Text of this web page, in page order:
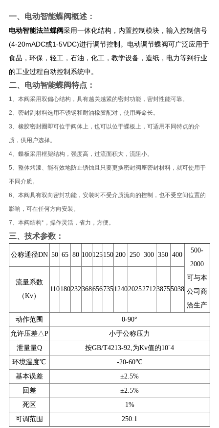
一、 电动智能蝶阀概述：
电动智能法兰蝶阀采用一体化结构，内置控制模块，输入控制信号
(4-20mADC或1-5VDC)进行调节控制。电动调节蝶阀可广泛应用于
食品，环保，轻工，石油，化工，教学设备，造纸，电力等到行业
的工业过程自动控制系统中。
二、 电动智能蝶阀特点：
1、本阀采用双偏心结构，具有越关越紧的密封功能，密封性能可靠。
2、密封副材料选用不锈钢和耐油橡胶配对，使用寿命长。
3、橡胶密封圈即可位于阀体上，也可以位于蝶板上，可适用不同特点的介
质，供用户选择。
4、蝶板采用框架结构，强度高，过流面积大，流阻小。
5、整体烤漆、能有效地防止锈蚀且只要更换密封阀座密封材料，就可使用于
不同介质。
6、本阀具有双向密封功能，安装时不受介质流向的控制，也不受空间位置的
影响，可在任何方向安装。
7、本阀结构*，操作灵活，省力，方便。
三、技术参数：
公称通径DN 50 65 80 100125150 200 250 300 350 400
500-
2000
可与本
公司商
洽生产
流量系数
（Kv）
11018023236865673512402025271238755038
动作范围 0-90°
允许压差△P
小于公称压力
泄量量Q
按GB/T4213-92,为Kv值的10ˉ4
环境温度℃
-20-60℃
基本误差
±2.5%
回差
±2.5%
死区
1%
可调范围
250:1